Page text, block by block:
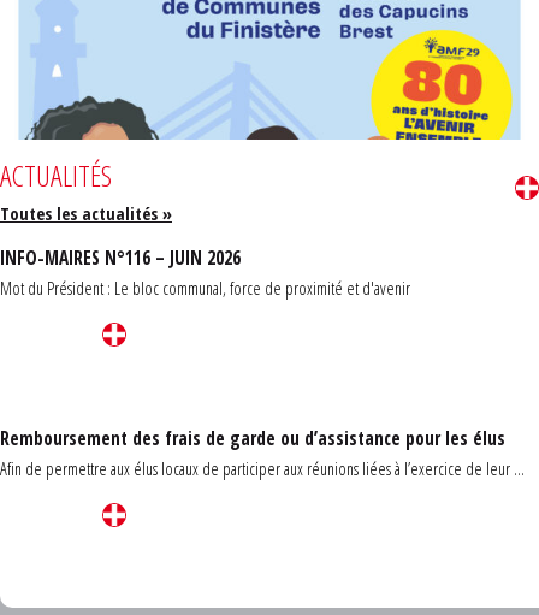
ACTUALITÉS
Toutes les actualités »
INFO-MAIRES N°116 – JUIN 2026
Mot du Président : Le bloc communal, force de proximité et d'avenir
Remboursement des frais de garde ou d’assistance pour les élus
Afin de permettre aux élus locaux de participer aux réunions liées à l’exercice de leur ...